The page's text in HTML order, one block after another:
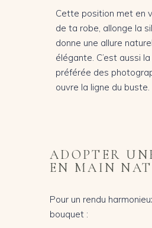
Cette position met en
de ta robe, allonge la
donne une allure
élégante. C’est aussi
préférée des
ouvre la ligne du buste.
ADOPTER
EN MAIN
Pour un rendu
bouquet :